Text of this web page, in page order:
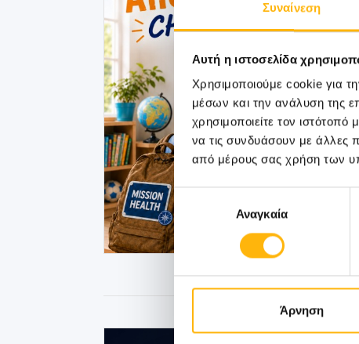
Συναίνεση
Αυτή η ιστοσελίδα
Χρησιμοποιούμε cookie για
μέσων και την ανάλυση της
χρησιμοποιείτε τον
να τις συνδυάσουν με άλλες
από μέρους σας χρήση των
Επιλογή
συγκατάθεσηςΑναγκαία
Άρνηση